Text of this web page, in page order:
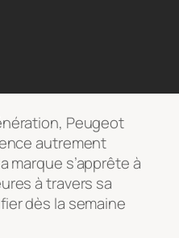
Peugeot
autrement
marque s’apprête à
à travers sa
dès la semaine